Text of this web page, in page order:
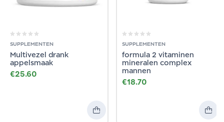
SUPPLEMENTEN
Multivezel drank
appelsmaak
€25.60
SUPPLEMENTEN
formula 2 vitaminen
mineralen complex
mannen
€18.70